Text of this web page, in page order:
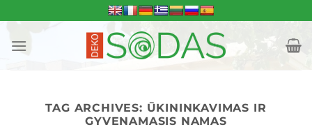
to
content
TAG ARCHIVES: ŪKININKAVIMAS IR
GYVENAMASIS NAMAS